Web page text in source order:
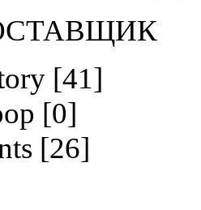
[41]
[0]
[26]